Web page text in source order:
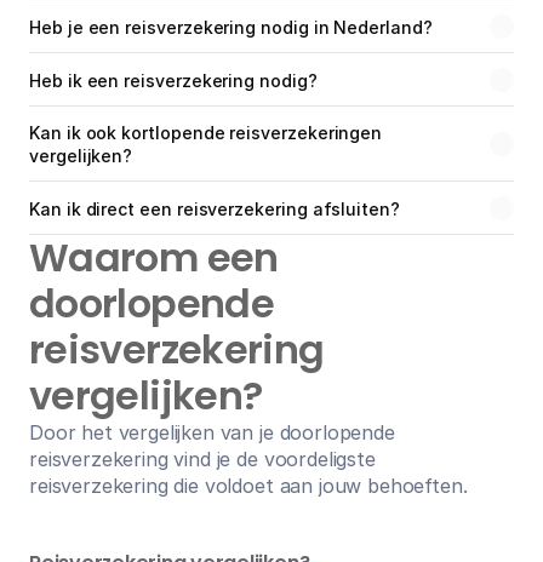
Heb je een reisverzekering nodig in Nederland?
Heb ik een reisverzekering nodig?
Kan ik ook kortlopende reisverzekeringen
vergelijken?
Kan ik direct een reisverzekering afsluiten?
Waarom een
doorlopende
reisverzekering
vergelijken?
Door het vergelijken van je doorlopende
reisverzekering vind je de voordeligste
reisverzekering die voldoet aan jouw behoeften.